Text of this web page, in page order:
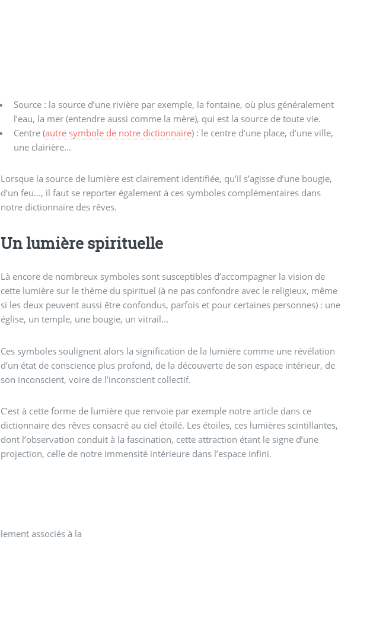
Source : la source d’une rivière par exemple, la fontaine, où plus généralement
l’eau, la mer (entendre aussi comme la mère), qui est la source de toute vie.
Centre (autre symbole de notre dictionnaire) : le centre d’une place, d’une ville,
une clairière...
Lorsque la source de lumière est clairement identifiée, qu’il s’agisse d’une bougie,
d’un feu..., il faut se reporter également à ces symboles complémentaires dans
notre dictionnaire des rêves.
Un lumière spirituelle
Là encore de nombreux symboles sont susceptibles d’accompagner la vision de
cette lumière sur le thème du spirituel (à ne pas confondre avec le religieux, même
si les deux peuvent aussi être confondus, parfois et pour certaines personnes) : une
église, un temple, une bougie, un vitrail...
Ces symboles soulignent alors la signification de la lumière comme une révélation
d’un état de conscience plus profond, de la découverte de son espace intérieur, de
son inconscient, voire de l’inconscient collectif.
C’est à cette forme de lumière que renvoie par exemple notre article dans ce
dictionnaire des rêves consacré au ciel étoilé. Les étoiles, ces lumières scintillantes,
dont l’observation conduit à la fascination, cette attraction étant le signe d’une
projection, celle de notre immensité intérieure dans l’espace infini.